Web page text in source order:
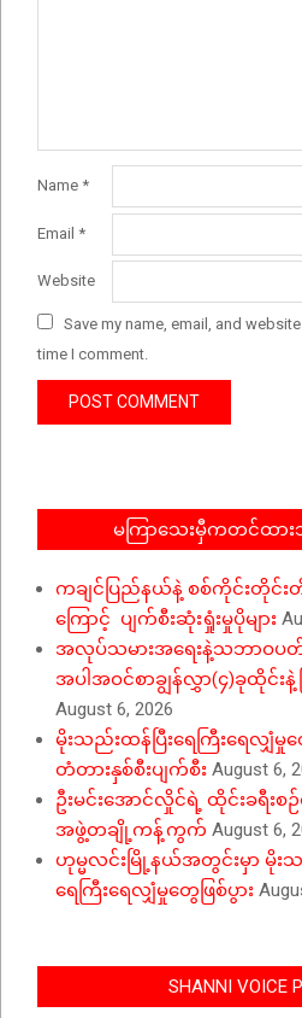
Name *
Email *
Website
Save my name, email, and
time I comment.
မကြာသေးမှီကတင်ထား
ကချင်ပြည်နယ်နဲ့ စစ်ကိုင်းတိုင်းတို့
ကြောင့် ပျက်စီးဆုံးရှုံးမှုပိုများ
အလုပ်သမားအရေးနဲ့သဘာဝပတ်
အပါအဝင်စာချွန်လွှာ(၄)ခုထိုင်း
August 6, 2026
မိုးသည်းထန်ပြီးရေကြီးရေလျှံမှု
တံတားနှစ်စီးပျက်စီး August 6,
ဦးမင်းအောင်လှိုင်ရဲ့ ထိုင်းခရီး
အဖွဲ့တချို့ကန့်ကွက် August 6,
ဟုမ္မလင်းမြို့နယ်အတွင်းမှာ မိုးသည်
ရေကြီးရေလျှံမှုတွေဖြစ်ပွား
SHANNI VOICE